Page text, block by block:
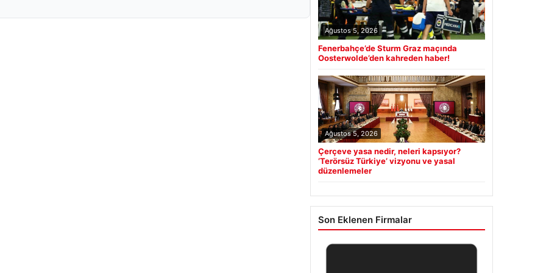
Ağustos 5, 2026
Fenerbahçe’de Sturm Graz maçında
Oosterwolde’den kahreden haber!
Ağustos 5, 2026
Çerçeve yasa nedir, neleri kapsıyor?
‘Terörsüz Türkiye’ vizyonu ve yasal
düzenlemeler
Son Eklenen Firmalar